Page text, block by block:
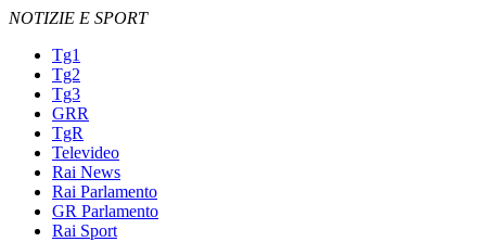
NOTIZIE E SPORT
Tg1
Tg2
Tg3
GRR
TgR
Televideo
Rai News
Rai Parlamento
GR Parlamento
Rai Sport